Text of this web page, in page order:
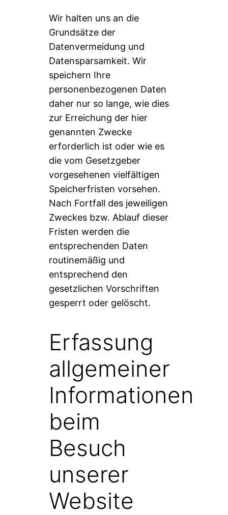
Wir halten uns an die
Grundsätze der
Datenvermeidung und
Datensparsamkeit. Wir
speichern Ihre
personenbezogenen Daten
daher nur so lange, wie dies
zur Erreichung der hier
genannten Zwecke
erforderlich ist oder wie es
die vom Gesetzgeber
vorgesehenen vielfältigen
Speicherfristen vorsehen.
Nach Fortfall des jeweiligen
Zweckes bzw. Ablauf dieser
Fristen werden die
entsprechenden Daten
routinemäßig und
entsprechend den
gesetzlichen Vorschriften
gesperrt oder gelöscht.
Erfassung
allgemeiner
Informationen
beim
Besuch
unserer
Website